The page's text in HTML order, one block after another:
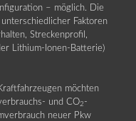
– möglich. Die
Faktoren
Streckenprofil,
Lithium-Ionen-Batterie)
möchten
und CO2 -
neuer Pkw